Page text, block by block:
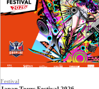
Festival